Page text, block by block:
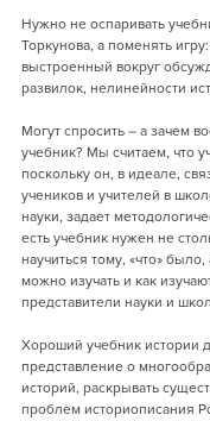
Нужно не оспаривать
Торкунова, а поменять
выстроенный вокруг
развилок, нелинейности
Могут спросить – а зачем
учебник? Мы считаем, что
поскольку он, в идеале,
учеников и учителей в
науки, задает
есть учебник нужен не
научиться тому, «что» было,
можно изучать и как
представители науки и
Хороший учебник истории
представление о
историй, раскрывать
проблем историописания